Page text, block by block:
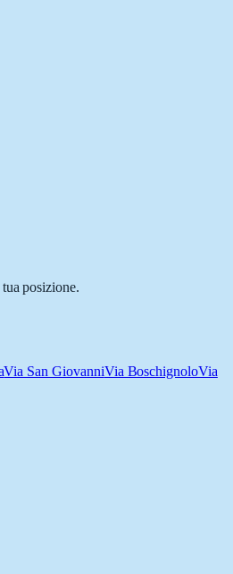
posizione.
Via San GiovanniVia BoschignoloVia